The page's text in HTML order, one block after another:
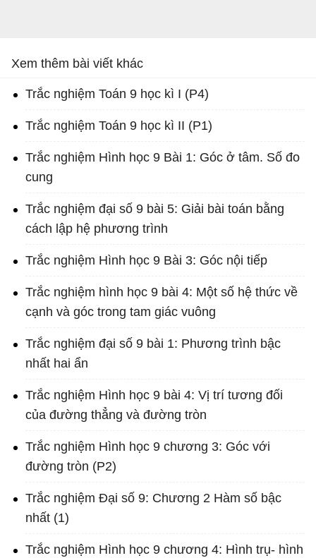
Xem thêm bài viết khác
Trắc nghiệm Toán 9 học kì I (P4)
Trắc nghiệm Toán 9 học kì II (P1)
Trắc nghiệm Hình học 9 Bài 1: Góc ở tâm. Số đo
cung
Trắc nghiệm đại số 9 bài 5: Giải bài toán bằng
cách lập hệ phương trình
Trắc nghiệm Hình học 9 Bài 3: Góc nội tiếp
Trắc nghiệm hình học 9 bài 4: Một số hệ thức về
cạnh và góc trong tam giác vuông
Trắc nghiệm đại số 9 bài 1: Phương trình bậc
nhất hai ẩn
Trắc nghiệm Hình học 9 bài 4: Vị trí tương đối
của đường thẳng và đường tròn
Trắc nghiệm Hình học 9 chương 3: Góc với
đường tròn (P2)
Trắc nghiệm Đại số 9: Chương 2 Hàm số bậc
nhất (1)
Trắc nghiệm Hình học 9 chương 4: Hình trụ- hình